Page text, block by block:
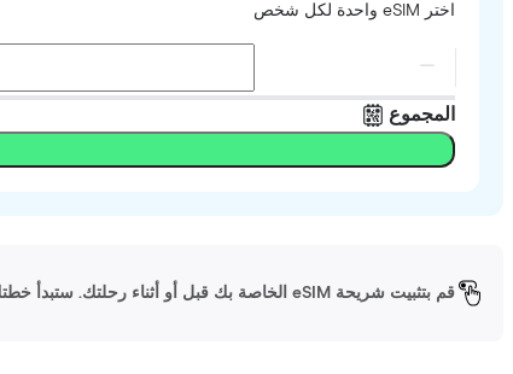
اختر eSIM واحدة لكل شخص
المجموع
قم بتثبيت شريحة eSIM الخاصة بك قبل أو أثناء رحلتك. ستبدأ خطتك بمجرد وصولك إلى وجهتك وتشغيل شريحة eSIM الخاصة بك.